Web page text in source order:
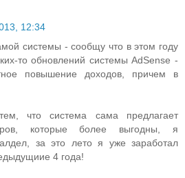
12:34
системы - сообщу что в этом году
то обновлений системы AdSense -
повышение доходов, причем в
что система сама предлагает
которые более выгодны, я
за это лето я уже заработал
4 года!